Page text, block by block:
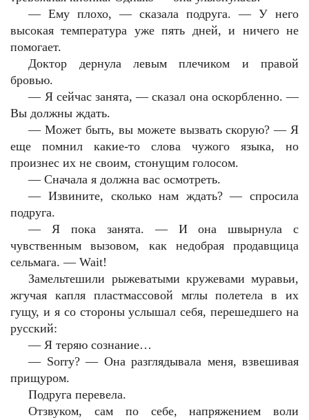
— Ему плохо, — сказала подруга. — У него
высокая температура уже пять дней, и ничего не
помогает.
Доктор дернула левым плечиком и правой
бровью.
— Я сейчас занята, — сказал она оскорбленно. —
Вы должны ждать.
— Может быть, вы можете вызвать скорую? — Я
еще помнил какие-то слова чужого языка, но
произнес их не своим, стонущим голосом.
— Сначала я должна вас осмотреть.
— Извините, сколько нам ждать? — спросила
подруга.
— Я пока занята. — И она швырнула с
чувственным вызовом, как недобрая продавщица
сельмага. — Wait!
Замельтешили рыжеватыми кружевами муравьи,
жгучая капля пластмассовой мглы полетела в их
гущу, и я со стороны услышал себя, перешедшего на
русский:
— Я теряю сознание…
— Sorry? — Она разглядывала меня, взвешивая
прищуром.
Подруга перевела.
Отзвуком, сам по себе, напряжением воли